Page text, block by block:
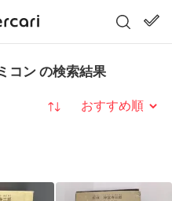
ン の検索結果
並び替え